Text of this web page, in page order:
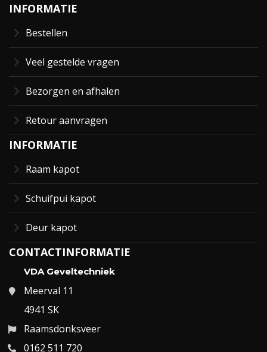
INFORMATIE
Bestellen
Veel gestelde vragen
Bezorgen en afhalen
Retour aanvragen
INFORMATIE
Raam kapot
Schuifpui kapot
Deur kapot
CONTACTINFORMATIE
VDA Geveltechniek
Meerval 11
4941 SK
Raamsdonksveer
0162 511 720